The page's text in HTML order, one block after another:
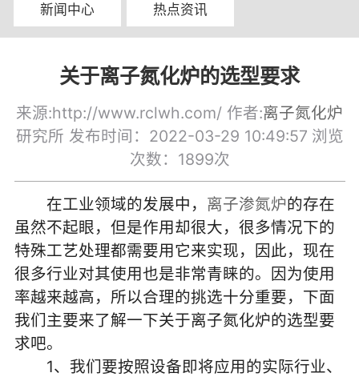
新闻中心 热点资讯
关于离子氮化炉的选型要求
来源:http://www.rclwh.com/ 作者:离子氮化炉
研究所 发布时间：2022-03-29 10:49:57 浏览
次数：1899次
在工业领域的发展中， 离子渗氮炉的存在
虽然不起眼，但是作用却很大，很多情况下的
特殊工艺处理都需要用它来实现，因此，现在
很多行业对其使用也是非常青睐的。因为使用
率越来越高，所以合理的挑选十分重要，下面
我们主要来了解一下关于离子氮化炉的选型要
求吧。
1、我们要按照设备即将应用的实际行业、